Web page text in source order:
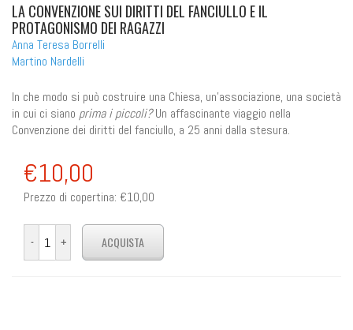
LA CONVENZIONE SUI DIRITTI DEL FANCIULLO E IL
PROTAGONISMO DEI RAGAZZI
Anna Teresa Borrelli
Martino Nardelli
In che modo si può costruire una Chiesa, un'associazione, una società
in cui ci siano prima i piccoli?Un affascinante viaggio nella
Convenzione dei diritti del fanciullo, a 25 anni dalla stesura.
€10,00
Prezzo di copertina: €10,00